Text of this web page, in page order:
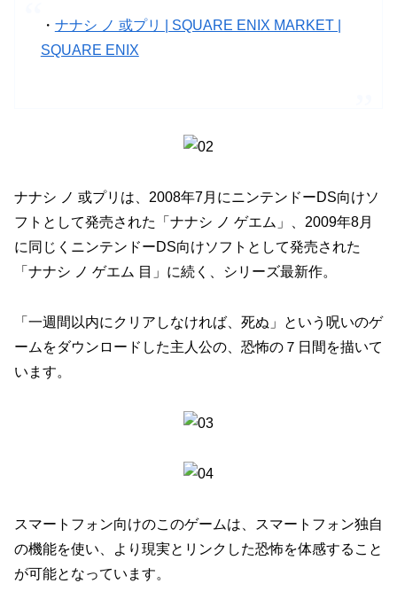
・ ナナシ ノ 或プリ | SQUARE ENIX MARKET |
SQUARE ENIX
ナナシ ノ 或プリは、2008年7月にニンテンドーDS向けソ
フトとして発売された「ナナシ ノ ゲエム」、2009年8月
に同じくニンテンドーDS向けソフトとして発売された
「ナナシ ノ ゲエム 目」に続く、シリーズ最新作。
「一週間以内にクリアしなければ、死ぬ」という呪いのゲ
ームをダウンロードした主人公の、恐怖の７日間を描いて
います。
スマートフォン向けのこのゲームは、スマートフォン独自
の機能を使い、より現実とリンクした恐怖を体感すること
が可能となっています。